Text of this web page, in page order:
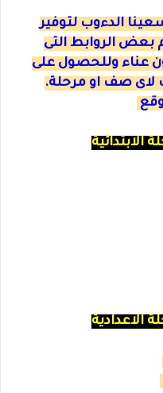
الدءوب لتوفير
الروابط التى
عناء وللحصول على
لاى صف او مرحلة.
الاعدادية